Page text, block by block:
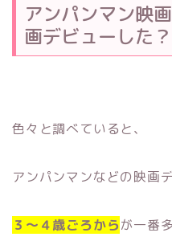
アンパンマン映
画デビューした？
色々と調べていると、
アンパンマンなどの映画
３〜４歳ごろからが一番